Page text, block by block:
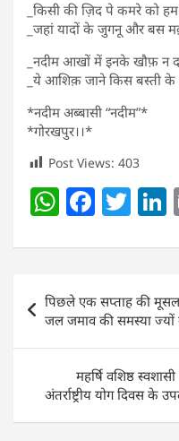
_किसी की ज़िद पे कमरे को
_जहां यादों के जुगनू और बस
_नदीम आखों में इनके खौफ़ न
_ये आशिक़ जाने किस बस्ती के
*नदीम अब्बासी “नदीम”*
*गोरखपुर।।*
Post Views: 403
W
at
s
A
p
p
F
c
e
b
o
o
k
T
itt
er
Post
navigation
पिछले एक सप्ताह की
जल जमाव की समस्या ज्यों
महर्षि वशिष्ठ
अंतर्राष्ट्रीय योग दिवस के